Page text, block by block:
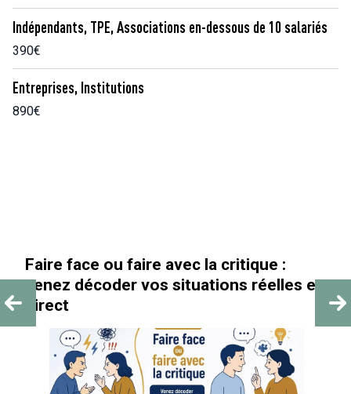
Indépendants, TPE, Associations en-dessous de 10 salariés
390€
Entreprises, Institutions
890€
en
« Au-delà des paillettes »